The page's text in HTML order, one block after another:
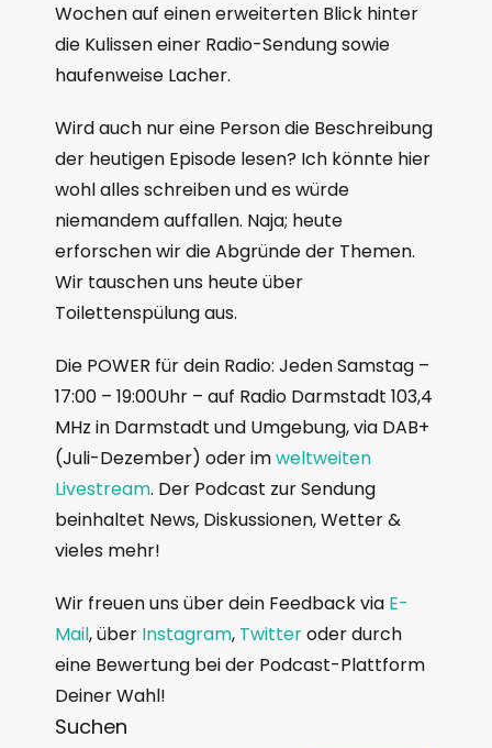
Wochen auf einen erweiterten Blick hinter
die Kulissen einer Radio-Sendung sowie
haufenweise Lacher.
Wird auch nur eine Person die Beschreibung
der heutigen Episode lesen? Ich könnte hier
wohl alles schreiben und es würde
niemandem auffallen. Naja; heute
erforschen wir die Abgründe der Themen.
Wir tauschen uns heute über
Toilettenspülung aus.
Die POWER für dein Radio: Jeden Samstag –
17:00 – 19:00Uhr – auf Radio Darmstadt 103,4
MHz in Darmstadt und Umgebung, via DAB+
(Juli-Dezember) oder imweltweiten
Livestream. Der Podcast zur Sendung
beinhaltet News, Diskussionen, Wetter &
vieles mehr!
Wir freuen uns über dein Feedback via E-
Mail, über Instagram, Twitteroder durch
eine Bewertung bei der Podcast-Plattform
Deiner Wahl!
Suchen